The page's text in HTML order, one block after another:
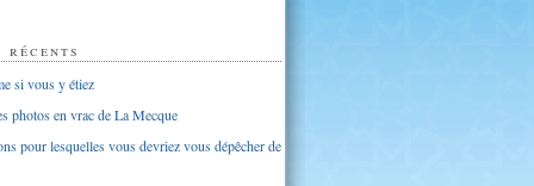
si vous y étiez
photos en vrac de La Mecque
pour lesquelles vous devriez vous dépêcher de